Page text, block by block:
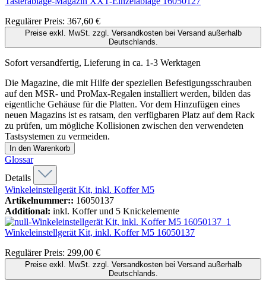
Regulärer Preis: 367,60 €
Preise exkl. MwSt. zzgl. Versandkosten bei Versand außerhalb
Deutschlands.
Sofort versandfertig, Lieferung in ca. 1-3 Werktagen
Die Magazine, die mit Hilfe der speziellen Befestigungsschrauben
auf den MSR- und ProMax-Regalen installiert werden, bilden das
eigentliche Gehäuse für die Platten. Vor dem Hinzufügen eines
neuen Magazins ist es ratsam, den verfügbaren Platz auf dem Rack
zu prüfen, um mögliche Kollisionen zwischen den verwendeten
Tastsystemen zu vermeiden.
In den Warenkorb
Glossar
Details
Winkeleinstellgerät Kit, inkl. Koffer M5
Artikelnummer:: 16050137
Additional: inkl. Koffer und 5 Knickelemente
Winkeleinstellgerät Kit, inkl. Koffer M5 16050137
Regulärer Preis: 299,00 €
Preise exkl. MwSt. zzgl. Versandkosten bei Versand außerhalb
Deutschlands.